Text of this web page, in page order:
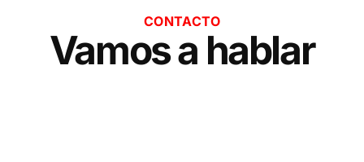
CONTACTO
Vamos a hablar